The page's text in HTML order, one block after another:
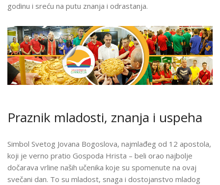
godinu i sreću na putu znanja i odrastanja.
Praznik mladosti, znanja i uspeha
Simbol Svetog Jovana Bogoslova, najmlađeg od 12 apostola,
koji je verno pratio Gospoda Hrista – beli orao najbolje
dočarava vrline naših učenika koje su spomenute na ovaj
svečani dan. To su mladost, snaga i dostojanstvo mladog